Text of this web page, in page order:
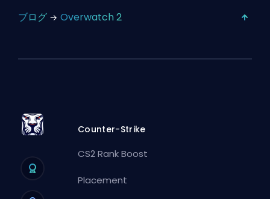
ブログ Overwatch 2
Counter-Strike
CS2 Rank Boost
Placement